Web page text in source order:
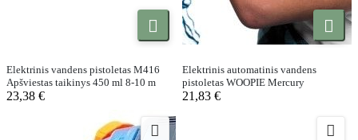

Elektrinis vandens pistoletas M416
Apšviestas taikinys 450 ml 8-10 m
23,38 €

Elektrinis automatinis vandens
pistoletas WOOPIE Mercury
21,83 €
 